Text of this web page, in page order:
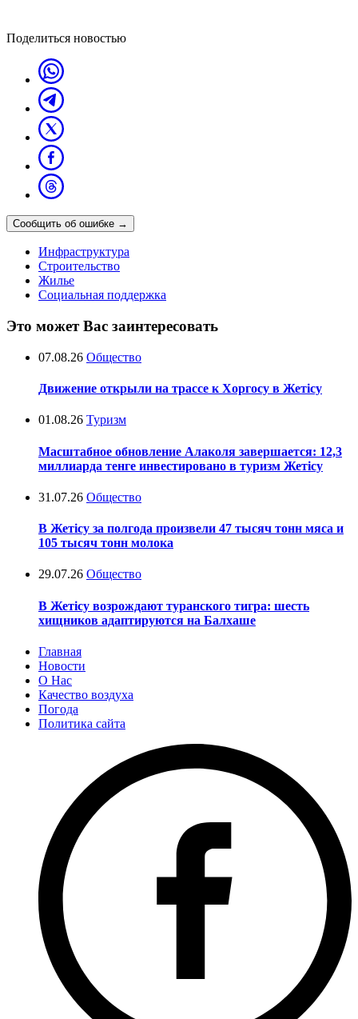
Поделиться новостью
Сообщить об ошибке →
Инфраструктура
Строительство
Жилье
Социальная поддержка
Это может Вас заинтересовать
07.08.26 Общество
Движение открыли на трассе к Хоргосу в Жетісу
01.08.26 Туризм
Масштабное обновление Алаколя завершается: 12,3
миллиарда тенге инвестировано в туризм Жетісу
31.07.26 Общество
В Жетісу за полгода произвели 47 тысяч тонн мяса и
105 тысяч тонн молока
29.07.26 Общество
В Жетісу возрождают туранского тигра: шесть
хищников адаптируются на Балхаше
Главная
Новости
О Нас
Качество воздуха
Погода
Политика сайта